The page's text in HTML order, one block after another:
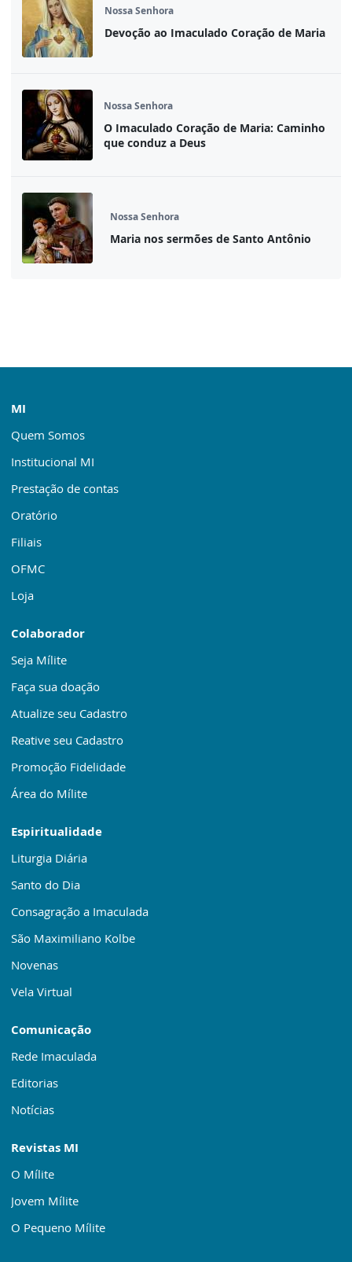
Nossa Senhora
Devoção ao Imaculado Coração de Maria
Nossa Senhora
O Imaculado Coração de Maria: Caminho
que conduz a Deus
Nossa Senhora
Maria nos sermões de Santo Antônio
MI
Quem Somos
Institucional MI
Prestação de contas
Oratório
Filiais
OFMC
Loja
Colaborador
Seja Mílite
Faça sua doação
Atualize seu Cadastro
Reative seu Cadastro
Promoção Fidelidade
Área do Mílite
Espiritualidade
Liturgia Diária
Santo do Dia
Consagração a Imaculada
São Maximiliano Kolbe
Novenas
Vela Virtual
Comunicação
Rede Imaculada
Editorias
Notícias
Revistas MI
O Mílite
Jovem Mílite
O Pequeno Mílite